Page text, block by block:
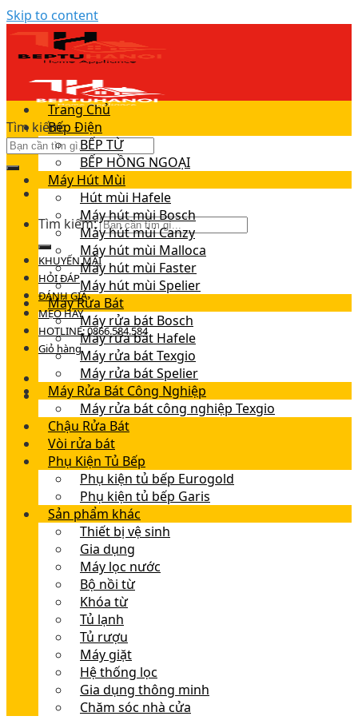
Skip to content
Tìm kiếm:
Tìm kiếm:
KHUYẾN MÃI
HỎI ĐÁP
ĐÁNH GIÁ
MẸO HAY
HOTLINE: 0866.584.584
Giỏ hàng
Trang Chủ
Bếp Điện
BẾP TỪ
BẾP HỒNG NGOẠI
Máy Hút Mùi
Hút mùi Hafele
Máy hút mùi Bosch
Máy hút mùi Canzy
Máy hút mùi Malloca
Máy hút mùi Faster
Máy hút mùi Spelier
Máy Rửa Bát
Máy rửa bát Bosch
Máy rửa bát Hafele
Máy rửa bát Texgio
Máy rửa bát Spelier
Máy Rửa Bát Công Nghiệp
Máy rửa bát công nghiệp Texgio
Chậu Rửa Bát
Vòi rửa bát
Phụ Kiện Tủ Bếp
Phụ kiện tủ bếp Eurogold
Phụ kiện tủ bếp Garis
Sản phẩm khác
Thiết bị vệ sinh
Gia dụng
Máy lọc nước
Bộ nồi từ
Khóa từ
Tủ lạnh
Tủ rượu
Máy giặt
Hệ thống lọc
Gia dụng thông minh
Chăm sóc nhà cửa